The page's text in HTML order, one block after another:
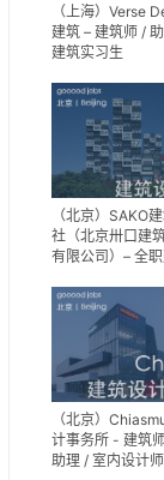
（上海）Verse
建筑 – 建筑师 /
建筑实习生
（北京）SAKO
社（北京卅口建
有限公司）– 全
（北京）
计事务所 - 建筑师 / 建
助理 / 室内设计